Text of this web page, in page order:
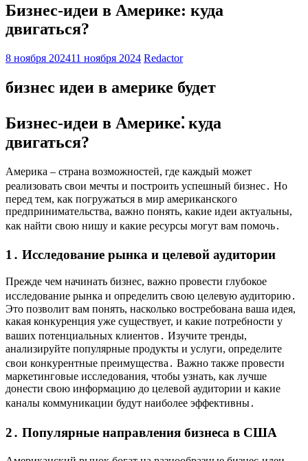
Бизнес-идеи в Америке: куда
двигаться?
8 ноября 202411 ноября 2024 Redactor
бизнес идеи в америке будет
Бизнес-идеи в Америке⁚ куда
двигаться?
Америка – страна возможностей, где каждый может
реализовать свои мечты и построить успешный бизнес․ Но
перед тем, как погружаться в мир американского
предпринимательства, важно понять, какие идеи актуальны,
как найти свою нишу и какие ресурсы могут вам помочь․
1․ Исследование рынка и целевой аудитории
Прежде чем начинать бизнес, важно провести глубокое
исследование рынка и определить свою целевую аудиторию․
Это позволит вам понять, насколько востребована ваша идея,
какая конкуренция уже существует, и какие потребности у
ваших потенциальных клиентов․ Изучите тренды,
анализируйте популярные продукты и услуги, определите
свои конкурентные преимущества․ Важно также провести
маркетинговые исследования, чтобы узнать, как лучше
донести свою информацию до целевой аудитории и какие
каналы коммуникации будут наиболее эффективны․
2․ Популярные направления бизнеса в США